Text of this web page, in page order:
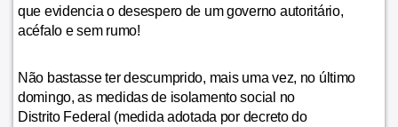
que evidencia o desespero de um governo autoritário,
acéfalo e sem rumo!
Não bastasse ter descumprido, mais uma vez, no último
domingo, as medidas de isolamento social no
Distrito Federal (medida adotada por decreto do